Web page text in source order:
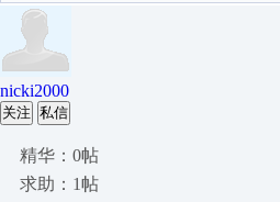
nicki2000
关注 私信
精华：0帖
求助：1帖